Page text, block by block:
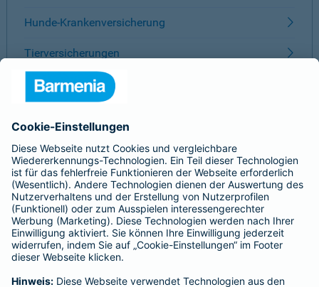
Hunde-Krankenversicherung
Tierversicherungen
ÜBER BARMENIA
Kontakt
Karriere
Presse
Unternehmen
Anfahrt
Affiliate-Partner werden
Barmenia ist Teil der BarmeniaGothaer